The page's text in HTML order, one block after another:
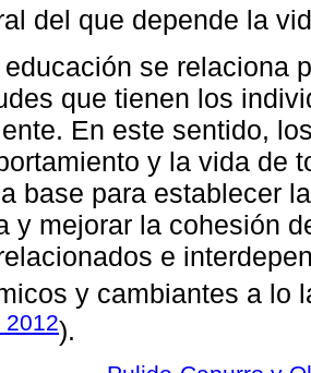
del que depende la
educación se relaciona
que tienen los
En este sentido,
y la vida de
base para establecer
y mejorar la cohesión
e
y cambiantes a lo
2012).